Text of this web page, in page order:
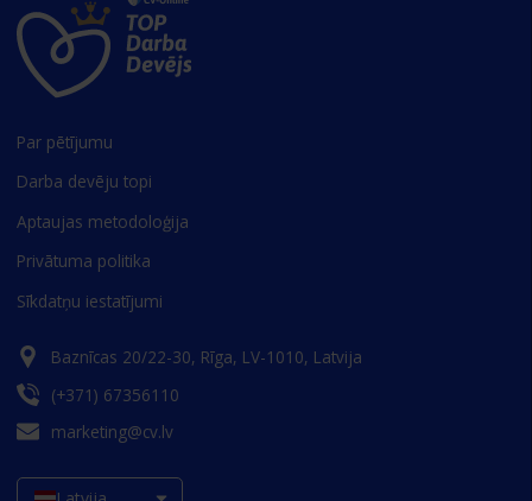
Par pētījumu
Darba devēju topi
Aptaujas metodoloģija
Privātuma politika
Sīkdatņu iestatījumi
Baznīcas 20/22-30, Rīga, LV-1010, Latvija
(+371) 67356110
marketing@cv.lv